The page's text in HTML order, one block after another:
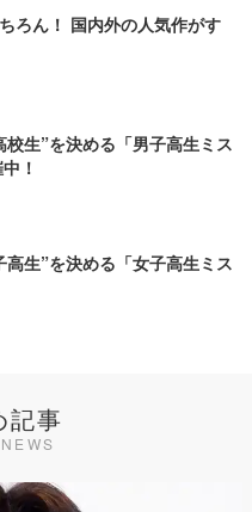
ろん！ 国内外の人気作がす
校生”を決める「男子高生ミス
！
高生”を決める「女子高生ミス
記事